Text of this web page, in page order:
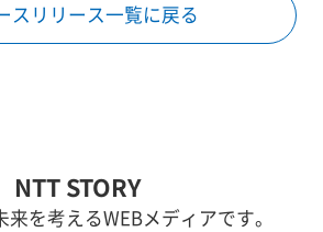
スリリース一覧に戻る
NTT STORY
を考えるWEBメディアです。